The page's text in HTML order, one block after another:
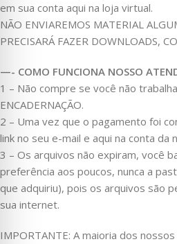
em sua conta aqui na loja virtual.
NÃO ENVIAREMOS MATERIAL
PRECISARÁ FAZER DOWNLOADS,
—- COMO FUNCIONA NOSSO
1 – Não compre se você não
ENCADERNAÇÃO.
2 – Uma vez que o pagamento foi
link no seu e-mail e aqui na conta da
3 – Os arquivos não expiram, você
preferência aos poucos, nunca a
que adquiriu), pois os arquivos são
sua internet.
IMPORTANTE: A maioria dos